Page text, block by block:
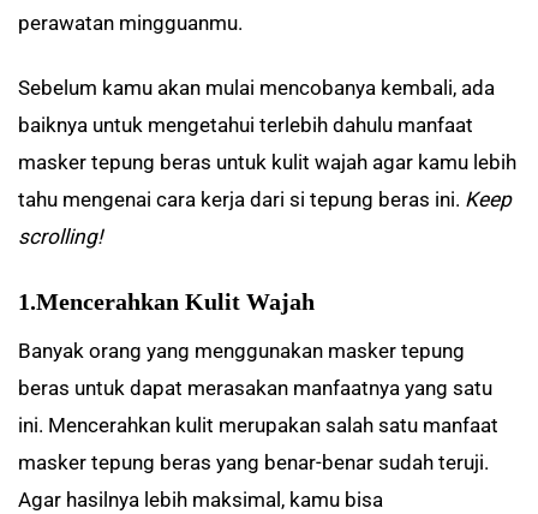
perawatan mingguanmu.
Sebelum kamu akan mulai mencobanya kembali, ada
baiknya untuk mengetahui terlebih dahulu manfaat
masker tepung beras untuk kulit wajah agar kamu lebih
tahu mengenai cara kerja dari si tepung beras ini. Keep
scrolling!
1.Mencerahkan Kulit Wajah
Banyak orang yang menggunakan masker tepung
beras untuk dapat merasakan manfaatnya yang satu
ini. Mencerahkan kulit merupakan salah satu manfaat
masker tepung beras yang benar-benar sudah teruji.
Agar hasilnya lebih maksimal, kamu bisa